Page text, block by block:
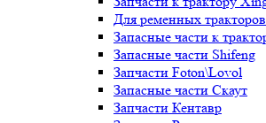
Для ременных тракторов
Запасные части к
Запасные части Shifeng
Запчасти Foton\Lovol
Запасные части Скаут
Запчасти Кентавр